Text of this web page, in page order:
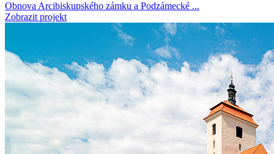
Obnova Arcibiskupského zámku a Podzámecké ...
Zobrazit projekt